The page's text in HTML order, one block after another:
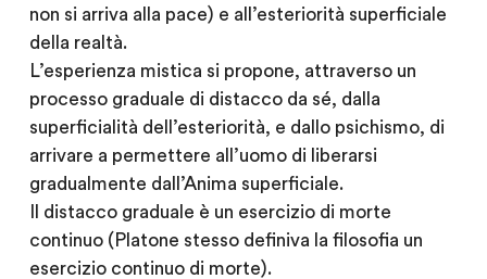
non si arriva alla pace) e all’esteriorità superficiale
della realtà.
L’esperienza mistica si propone, attraverso un
processo graduale di distacco da sé, dalla
superficialità dell’esteriorità, e dallo psichismo, di
arrivare a permettere all’uomo di liberarsi
gradualmente dall’Anima superficiale.
Il distacco graduale è un esercizio di morte
continuo (Platone stesso definiva la filosofia un
esercizio continuo di morte).